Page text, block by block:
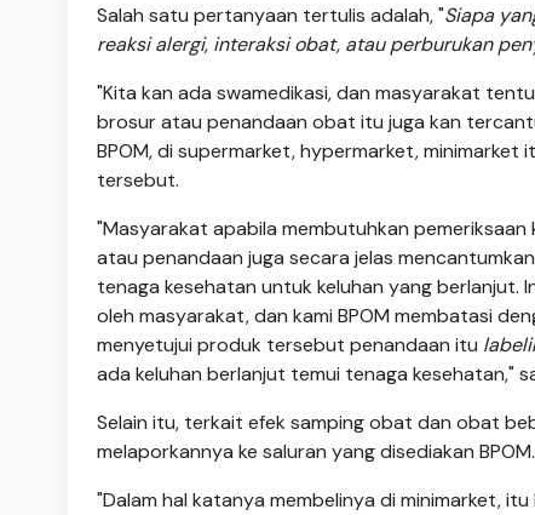
Salah satu pertanyaan tertulis adalah, "Siapa
reaksi alergi, interaksi obat, atau perburukan
"Kita kan ada swamedikasi, dan masyarakat
brosur atau penandaan obat itu juga kan
BPOM, di supermarket, hypermarket, minimarket
tersebut.
"Masyarakat apabila membutuhkan
atau penandaan juga secara jelas
tenaga kesehatan untuk keluhan yang berlanjut.
oleh masyarakat, dan kami BPOM membatasi
menyetujui produk tersebut penandaan itu
ada keluhan berlanjut temui tenaga kesehatan,"
Selain itu, terkait efek samping obat dan obat
melaporkannya ke saluran yang disediakan BPOM.
"Dalam hal katanya membelinya di minimarket, itu